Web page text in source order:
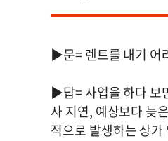
▶문= 렌트를 내기 어
▶답= 사업을 하다 보
사 지연, 예상보다 늦
적으로 발생하는 상